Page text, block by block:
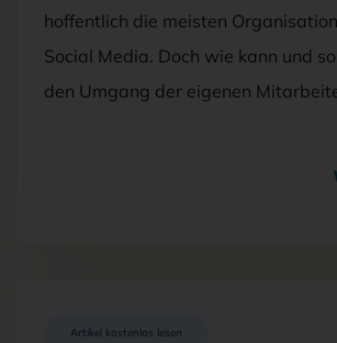
hoffentlich die meisten
Social Media. Doch wie kann und
den Umgang der eigenen
Artikel kostenlos lesen